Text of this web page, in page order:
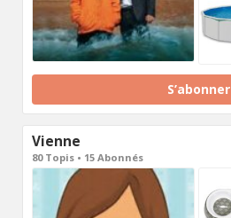
S’abonner
Vienne
80 Topis • 15 Abonnés